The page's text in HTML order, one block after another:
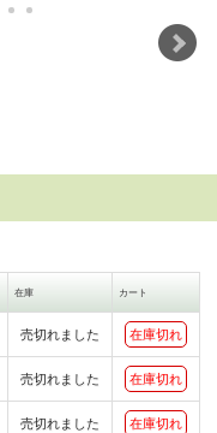
在庫 カート
売切れました 在庫切れ
売切れました 在庫切れ
売切れました 在庫切れ